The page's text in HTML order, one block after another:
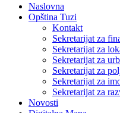
Naslovna
Opština Tuzi
Kontakt
Sekretarijat za
Sekretarijat za
Sekretarijat za
Sekretarijat za
Sekretarijat za
Sekretarijat za
Novosti